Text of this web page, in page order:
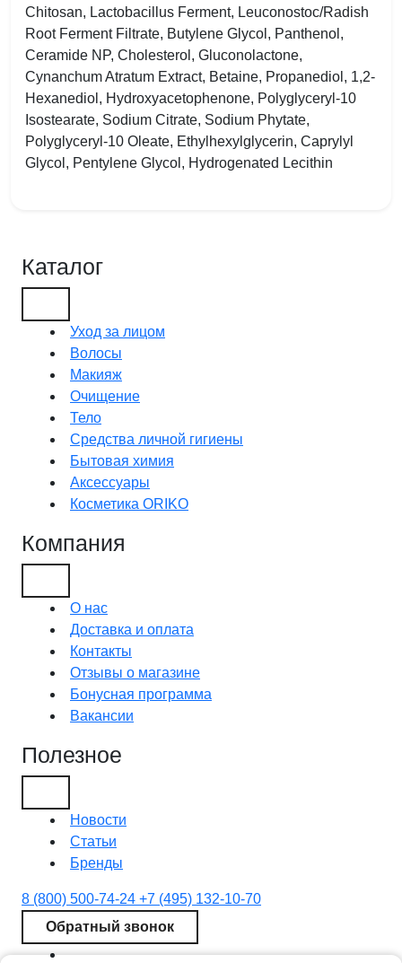
Chitosan, Lactobacillus Ferment, Leuconostoc/Radish
Root Ferment Filtrate, Butylene Glycol, Panthenol,
Ceramide NP, Cholesterol, Gluconolactone,
Cynanchum Atratum Extract, Betaine, Propanediol, 1,2-
Hexanediol, Hydroxyacetophenone, Polyglyceryl-10
Isostearate, Sodium Citrate, Sodium Phytate,
Polyglyceryl-10 Oleate, Ethylhexylglycerin, Caprylyl
Glycol, Pentylene Glycol, Hydrogenated Lecithin
Каталог
Уход за лицом
Волосы
Макияж
Очищение
Тело
Средства личной гигиены
Бытовая химия
Аксессуары
Косметика ORIKO
Компания
О нас
Доставка и оплата
Контакты
Отзывы о магазине
Бонусная программа
Вакансии
Полезное
Новости
Статьи
Бренды
8 (800) 500-74-24 +7 (495) 132-10-70
Обратный звонок